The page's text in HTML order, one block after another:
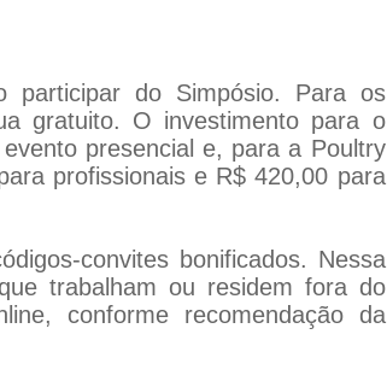
do Simpósio. Para os
gratuito. O investimento para o
presencial e, para a Poultry
profissionais e R$ 420,00 para
convites bonificados. Nessa
trabalham ou residem fora do
conforme recomendação da